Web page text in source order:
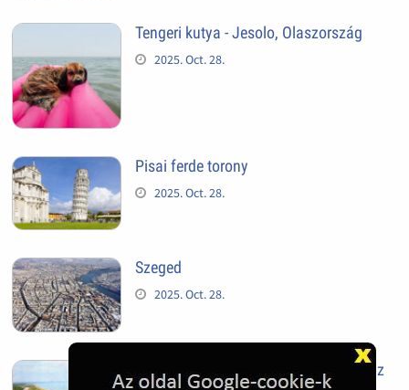
Tengeri kutya - Jesolo, Olaszország
2025. Oct. 28.
Pisai ferde torony
2025. Oct. 28.
Szeged
2025. Oct. 28.
Siófok, mielőtt beépült az Aranypart az